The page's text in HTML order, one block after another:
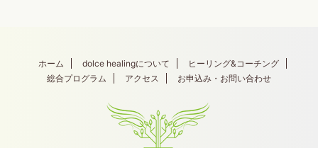
ホーム dolce healingについて
ヒーリング&コーチング
総合プログラム
アクセス お申込み・お問い合わせ